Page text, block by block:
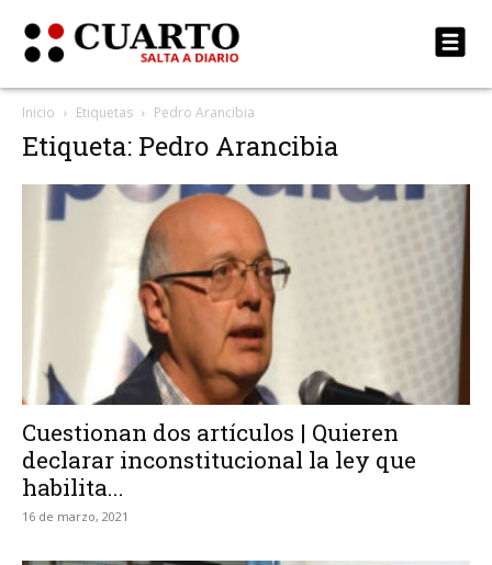
Inicio Etiquetas Pedro Arancibia
Etiqueta: Pedro Arancibia
Cuestionan dos artículos | Quieren
declarar inconstitucional la ley que
habilita...
16 de marzo, 2021